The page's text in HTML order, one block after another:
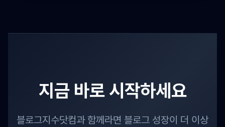
지금 바로 시작하세요
블로그지수닷컴과 함께라면 블로그 성장이 더 이상